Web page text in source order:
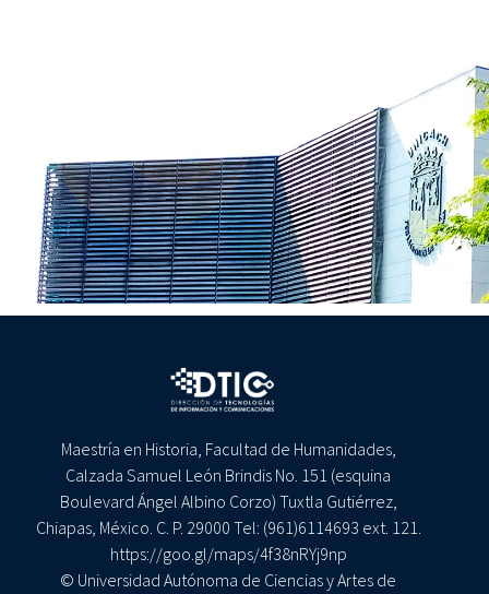
Maestría en Historia, Facultad de Humanidades,
Calzada Samuel León Brindis No. 151 (esquina
Boulevard Ángel Albino Corzo) Tuxtla Gutiérrez,
Chiapas, México. C. P. 29000 Tel: (961)6114693 ext. 121.
https://goo.gl/maps/4f38nRYj9np
© Universidad Autónoma de Ciencias y Artes de